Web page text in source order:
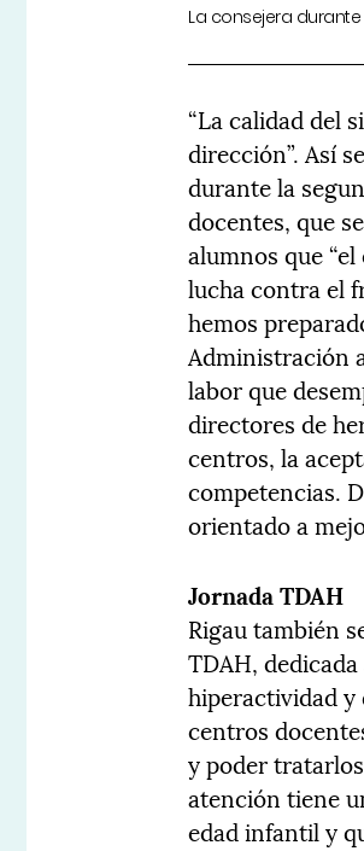
La consejera
“La calidad del
dirección”. Así
durante la
docentes, que
alumnos que
lucha contra el
hemos
Administración
labor que
directores de
centros, la
competencias.
orientado a
Jornada TDAH
Rigau también
TDAH,
hiperactividad y
centros
y poder
atención tiene
edad infantil y